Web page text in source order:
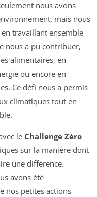
nous avons
mais nous
travaillant ensemble
nous a pu contribuer,
alimentaires, en
ou encore en
Ce défi nous a permis
climatiques tout en
le Challenge Zéro
sur la manière dont
une différence.
avons été
nos petites actions